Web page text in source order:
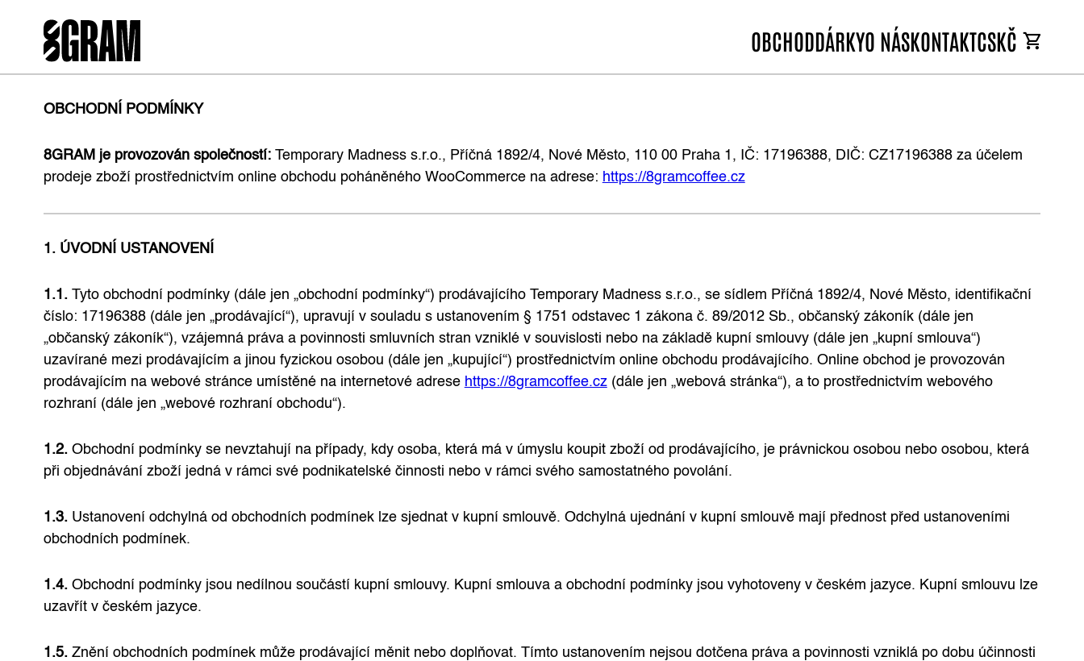
OBCHODDÁRKYO NÁSKONTAKTCSKČ
OBCHODNÍ PODMÍNKY
8GRAM je provozován společností:Temporary Madness s.r.o., Příčná 1892/4, Nové Město, 110 00 Praha 1, IČ: 17196388, DIČ: CZ17196388 za účelem
prodeje zboží prostřednictvím online obchodu poháněného WooCommerce na adrese: https://8gramcoffee.cz
1. ÚVODNÍ USTANOVENÍ
1.1.Tyto obchodní podmínky (dále jen „obchodní podmínky“) prodávajícího Temporary Madness s.r.o., se sídlem Příčná 1892/4, Nové Město, identifikační
číslo: 17196388 (dále jen „prodávající“), upravují v souladu s ustanovením § 1751 odstavec 1 zákona č. 89/2012 Sb., občanský zákoník (dále jen
„občanský zákoník“), vzájemná práva a povinnosti smluvních stran vzniklé v souvislosti nebo na základě kupní smlouvy (dále jen „kupní smlouva“)
uzavírané mezi prodávajícím a jinou fyzickou osobou (dále jen „kupující“) prostřednictvím online obchodu prodávajícího. Online obchod je provozován
prodávajícím na webové stránce umístěné na internetové adrese https://8gramcoffee.cz(dále jen „webová stránka“), a to prostřednictvím webového
rozhraní (dále jen „webové rozhraní obchodu“).
1.2.Obchodní podmínky se nevztahují na případy, kdy osoba, která má v úmyslu koupit zboží od prodávajícího, je právnickou osobou nebo osobou, která
při objednávání zboží jedná v rámci své podnikatelské činnosti nebo v rámci svého samostatného povolání.
1.3.Ustanovení odchylná od obchodních podmínek lze sjednat v kupní smlouvě. Odchylná ujednání v kupní smlouvě mají přednost před ustanoveními
obchodních podmínek.
1.4.Obchodní podmínky jsou nedílnou součástí kupní smlouvy. Kupní smlouva a obchodní podmínky jsou vyhotoveny v českém jazyce. Kupní smlouvu lze
uzavřít v českém jazyce.
1.5.Znění obchodních podmínek může prodávající měnit nebo doplňovat. Tímto ustanovením nejsou dotčena práva a povinnosti vzniklá po dobu účinnosti